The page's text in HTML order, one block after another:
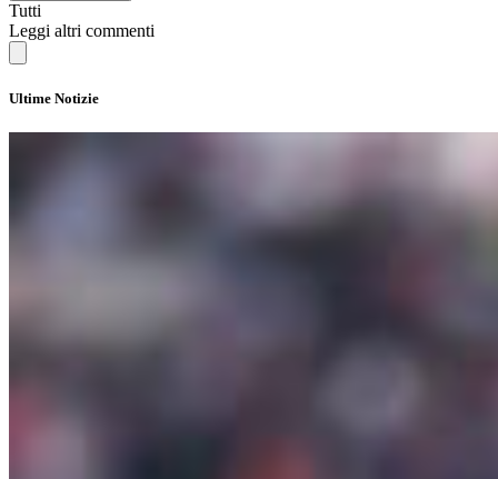
Tutti
Leggi altri commenti
Ultime Notizie